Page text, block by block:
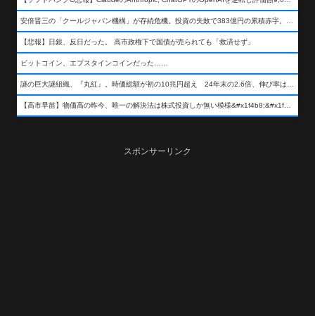
【悲報】日銀、反日だった。 高市政権下で国債が売られても「救済せず」
ビットコイン、エプスタインコインだった……
スポンサーリンク